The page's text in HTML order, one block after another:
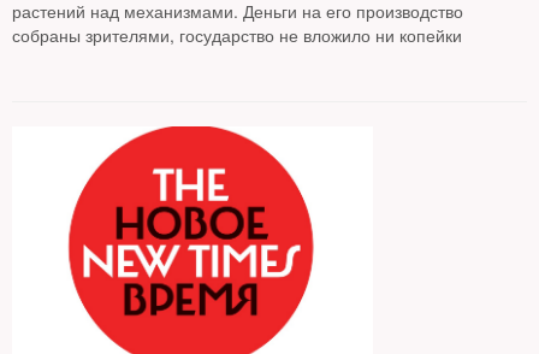
растений над механизмами. Деньги на его производство
собраны зрителями, государство не вложило ни копейки